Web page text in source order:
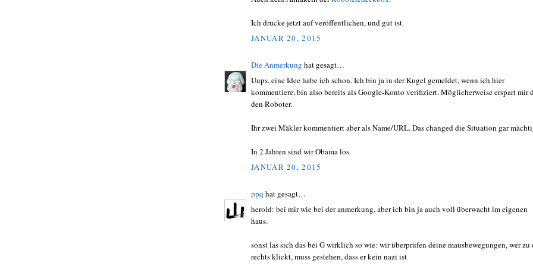
Ich drücke jetzt auf veröffentlichen, und gut ist.
JANUAR 20, 2015
Die Anmerkung hat gesagt…
Uups, eine Idee habe ich schon. Ich bin ja in der Kugel gemeldet, wenn ich hier
kommentiere, bin also bereits als Google-Konto verifiziert. Möglicherweise erspart mir
den Roboter.
Ihr zwei Mäkler kommentiert aber als Name/URL. Das changed die Situation gar
In 2 Jahren sind wir Obama los.
JANUAR 20, 2015
ppq hat gesagt…
herold: bei mir wie bei der anmerkung, aber ich bin ja auch voll überwacht im eigenen
haus.
sonst las sich das bei G wirklich so wie: wir überprüfen deine mausbewegungen, wer zu
rechts klickt, muss gestehen, dass er kein nazi ist